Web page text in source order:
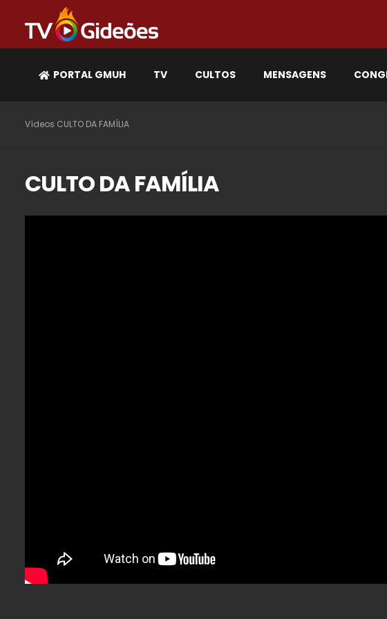
PORTAL GMUH TV CULTOS MENSAGENS
Vídeos CULTO DA FAMÍLIA
CULTO DA FAMÍLIA